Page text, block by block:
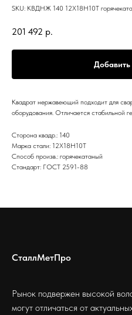
SKU: КВДНЖ 140 12Х18Н10Т
201 492 р.
Добавить
Квадрат нержавеющий подходит для
оборудования. Отличается стабильной
Сторона квадр.: 140
Марка стали: 12Х18Н10Т
Способ произв.: горячекатаный
Стандарт: ГОСТ 2591-88
СталлМетПро
Рынок подвержен высокой
могут отличаться от